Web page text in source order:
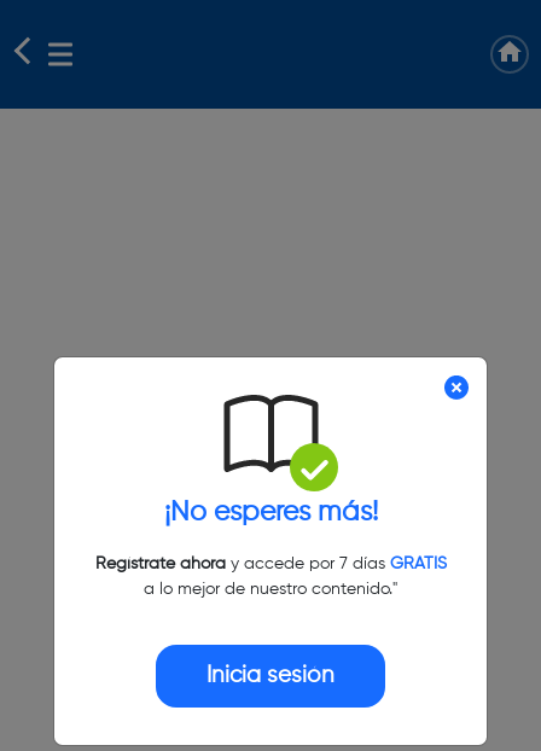
¡No esperes más!
Regístrate ahoray accede por 7 días GRATIS
a lo mejor de nuestro contenido."
Inicia sesión